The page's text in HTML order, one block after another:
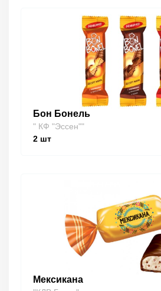
Бон Бонель
" КФ "Эссен""
2 шт
Мексикана